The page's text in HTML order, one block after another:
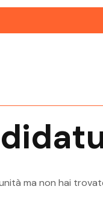
Valsugana
ma non hai